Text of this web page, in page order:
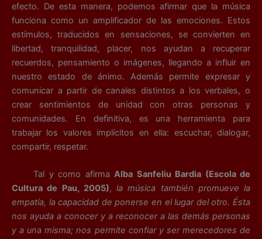
efecto. De esta manera, podemos afirmar que la música
funciona como un amplificador de las emociones. Estos
estímulos, traducidos en sensaciones, se convierten en
libertad, tranquilidad, placer, nos ayudan a recuperar
recuerdos, pensamiento o imágenes, llegando a influir en
nuestro estado de ánimo. Además permite expresar y
comunicar a partir de canales distintos a los verbales, o
crear sentimientos de unidad con otras personas y
comunidades. En definitiva, es una herramienta para
trabajar los valores implícitos en ella: escuchar, dialogar,
compartir, respetar.
Tal y como afirmaAlba Sanfeliu Bardia (Escola de
Cultura de Pau, 2005), la música también promueve la
empatía, la capacidad de ponerse en el lugar del otro. Ésta
nos ayuda a conocer y a reconocer a las demás personas
y a una misma; nos permite confiar y ser merecedores de